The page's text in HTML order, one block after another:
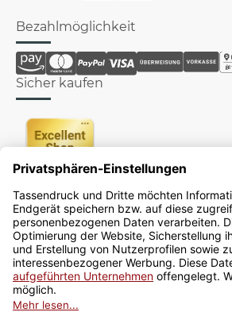
Bezahlmöglichkeit
Sicher kaufen
Newsletter